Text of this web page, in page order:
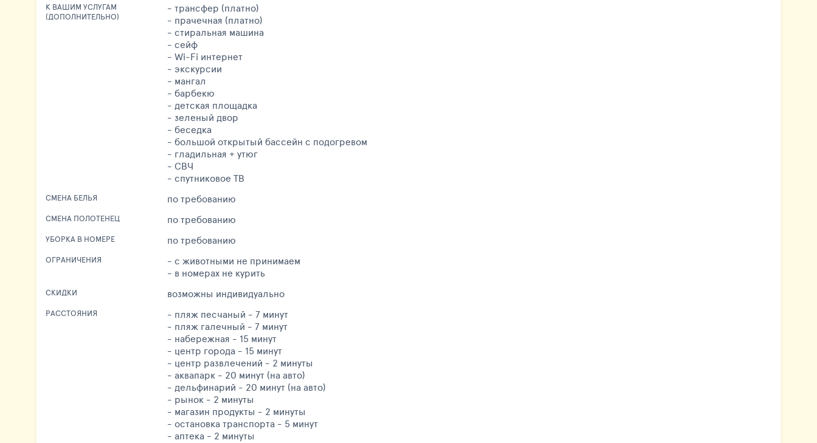
К ВАШИМ УСЛУГАМ
(ДОПОЛНИТЕЛЬНО)
- трансфер (платно)
- прачечная (платно)
- стиральная машина
- сейф
- Wi-Fi интернет
- экскурсии
- мангал
- барбекю
- детская площадка
- зеленый двор
- беседка
- большой открытый бассейн с подогревом
- гладильная + утюг
- СВЧ
- спутниковое ТВ
СМЕНА БЕЛЬЯ по требованию
СМЕНА ПОЛОТЕНЕЦ по требованию
УБОРКА В НОМЕРЕ по требованию
ОГРАНИЧЕНИЯ
- с животными не принимаем
- в номерах не курить
СКИДКИ возможны индивидуально
РАССТОЯНИЯ
- пляж песчаный - 7 минут
- пляж галечный - 7 минут
- набережная - 15 минут
- центр города - 15 минут
- центр развлечений - 2 минуты
- аквапарк - 20 минут (на авто)
- дельфинарий - 20 минут (на авто)
- рынок - 2 минуты
- магазин продукты - 2 минуты
- остановка транспорта - 5 минут
- аптека - 2 минуты